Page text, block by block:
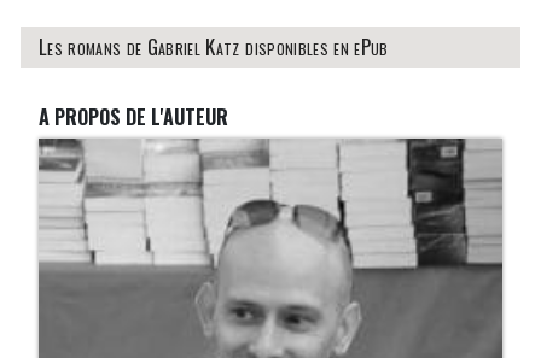
Les romans de Gabriel Katz disponibles en ePub
A PROPOS DE L'AUTEUR